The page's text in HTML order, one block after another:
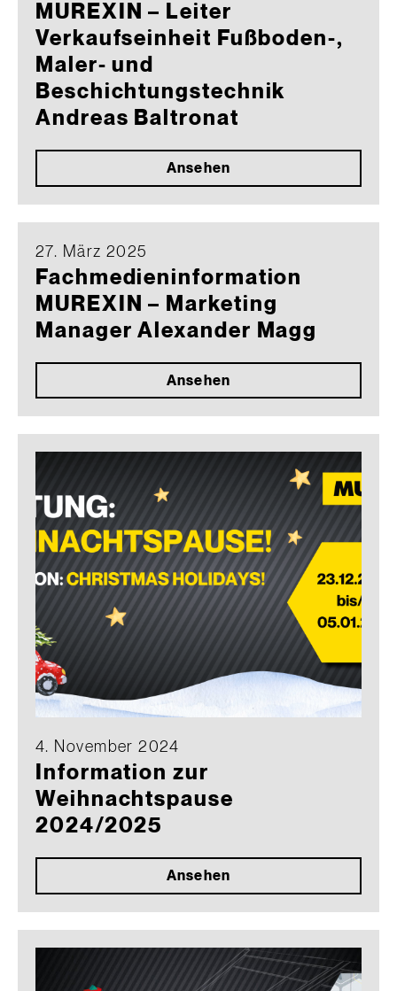
MUREXIN – Leiter
Verkaufseinheit Fußboden-,
Maler- und
Beschichtungstechnik
Andreas Baltronat
Ansehen
27. März 2025
Fachmedieninformation
MUREXIN – Marketing
Manager Alexander Magg
Ansehen
4. November 2024
Information zur
Weihnachtspause
2024/2025
Ansehen